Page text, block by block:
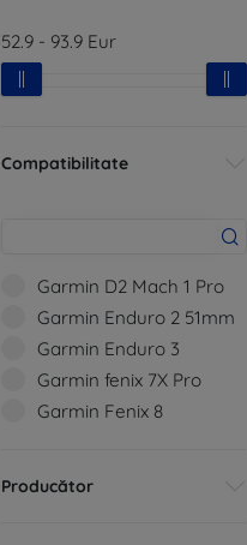
52.9 - 93.9 Eur
Compatibilitate
Garmin D2 Mach 1 Pro
Garmin Enduro 2 51mm
Garmin Enduro 3
Garmin fenix 7X Pro
Garmin Fenix 8
Producător